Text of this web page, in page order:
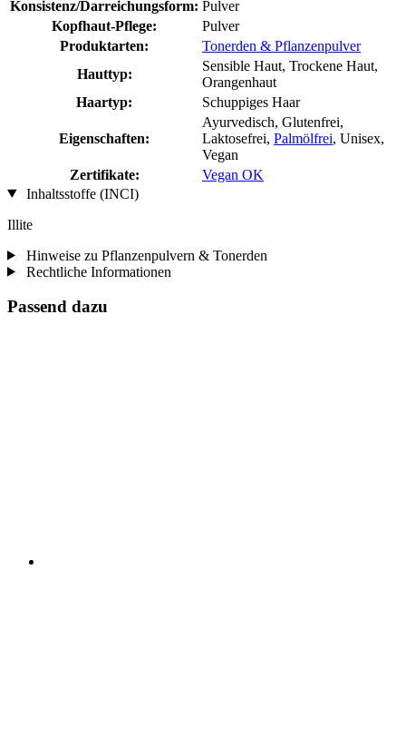
Konsistenz/Darreichungsform: Pulver
Kopfhaut-Pflege:
Pulver
Produktarten:
Tonerden & Pflanzenpulver
Hauttyp:
Sensible Haut, Trockene Haut,
Orangenhaut
Haartyp:
Schuppiges Haar
Eigenschaften:
Ayurvedisch, Glutenfrei,
Laktosefrei, Palmölfrei, Unisex,
Vegan
Zertifikate:
Vegan OK
Inhaltsstoffe (INCI)
Illite
Hinweise zu Pflanzenpulvern & Tonerden
Rechtliche Informationen
Passend dazu